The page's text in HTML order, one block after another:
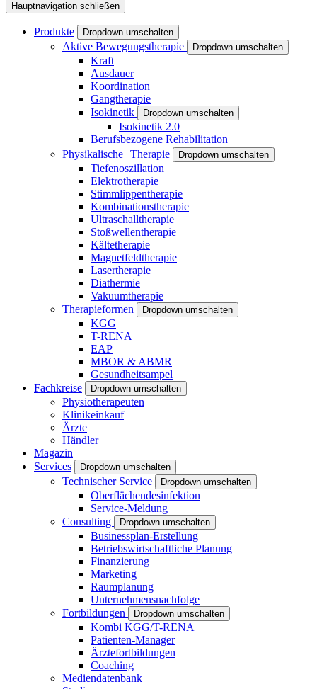
Hauptnavigation schließen
Produkte Dropdown umschalten
Aktive Bewegungstherapie Dropdown umschalten
Kraft
Ausdauer
Koordination
Gangtherapie
Isokinetik
Dropdown umschalten
Isokinetik 2.0
Berufsbezogene Rehabilitation
Physikalische Therapie
Dropdown umschalten
Tiefenoszillation
Elektrotherapie
Stimmlippentherapie
Kombinationstherapie
Ultraschalltherapie
Stoßwellentherapie
Kältetherapie
Magnetfeldtherapie
Lasertherapie
Diathermie
Vakuumtherapie
Therapieformen
Dropdown umschalten
KGG
T-RENA
EAP
MBOR & ABMR
Gesundheitsampel
Fachkreise
Dropdown umschalten
Physiotherapeuten
Klinikeinkauf
Ärzte
Händler
Magazin
Services
Dropdown umschalten
Technischer Service Dropdown umschalten
Oberflächendesinfektion
Service-Meldung
Consulting
Dropdown umschalten
Businessplan-Erstellung
Betriebswirtschaftliche Planung
Finanzierung
Marketing
Raumplanung
Unternehmensnachfolge
Fortbildungen
Dropdown umschalten
Kombi KGG/T-RENA
Patienten-Manager
Ärztefortbildungen
Coaching
Mediendatenbank